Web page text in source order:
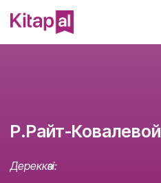
Р.Райт-Ковалевой
Дереккөзі: